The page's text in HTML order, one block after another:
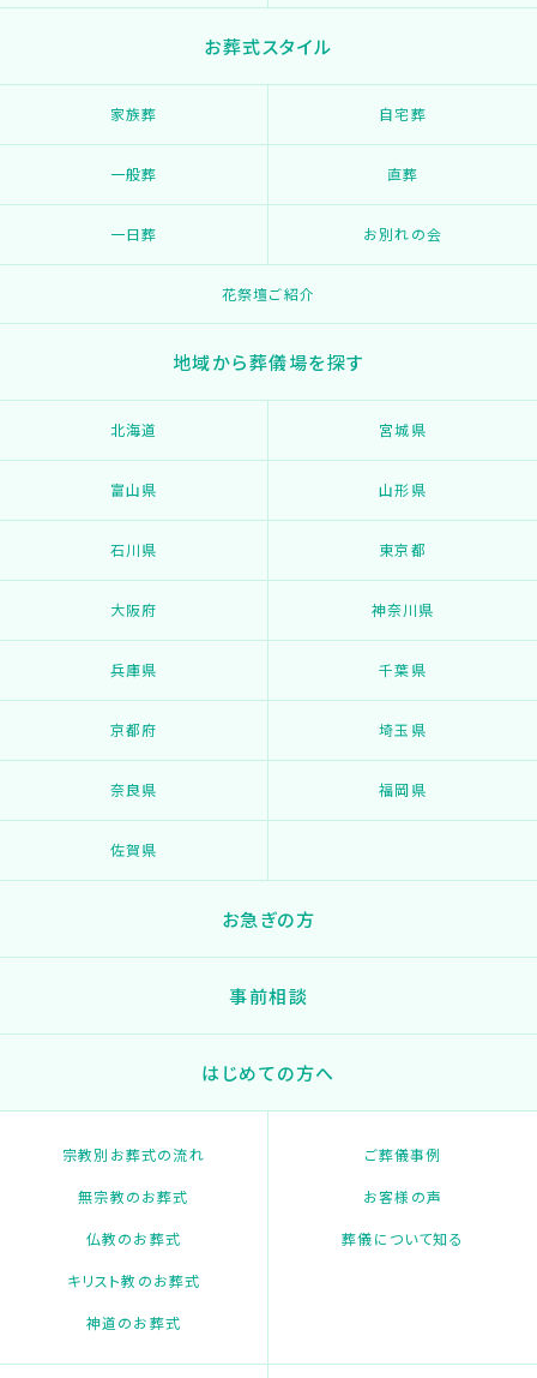
お葬式スタイル
家族葬 自宅葬
一般葬 直葬
一日葬 お別れの会
花祭壇ご紹介
地域から葬儀場を探す
北海道 宮城県
富山県 山形県
石川県 東京都
大阪府 神奈川県
兵庫県 千葉県
京都府 埼玉県
奈良県 福岡県
佐賀県
お急ぎの方
事前相談
はじめての方へ
宗教別お葬式の流れ
無宗教のお葬式
仏教のお葬式
キリスト教のお葬式
神道のお葬式
ご葬儀事例
お客様の声
葬儀について知る